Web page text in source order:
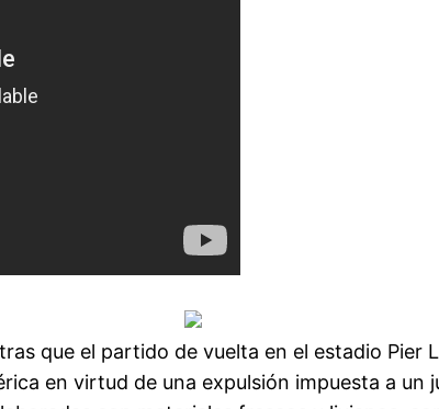
que el partido de vuelta en el estadio Pier
en virtud de una expulsión impuesta a un